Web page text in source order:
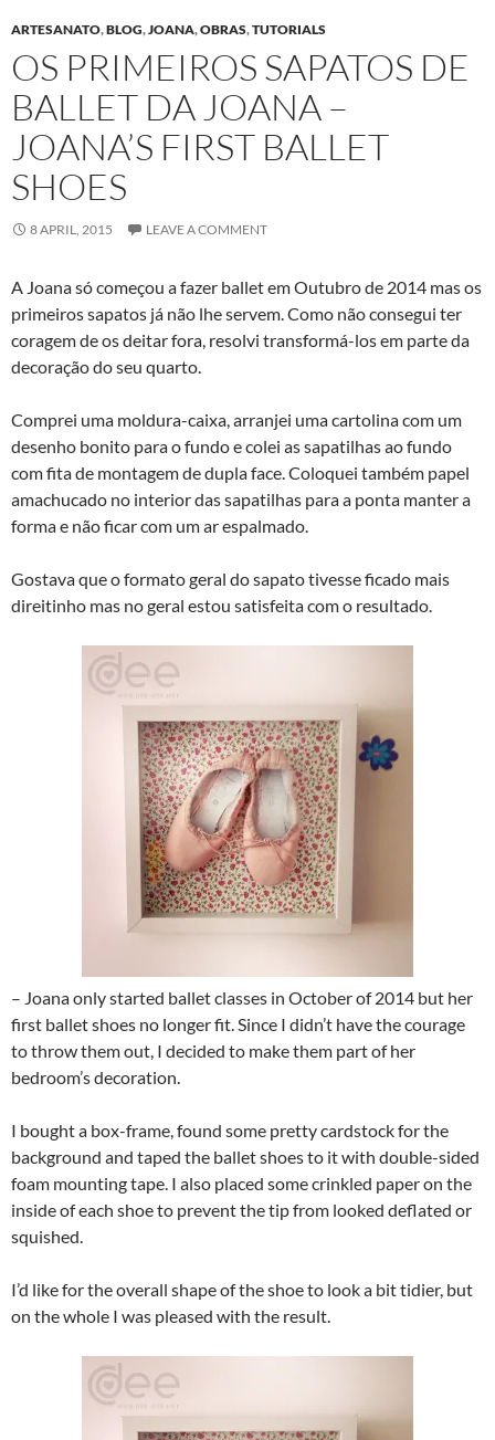
ARTESANATO,BLOG,JOANA,OBRAS,TUTORIALS
OS PRIMEIROS SAPATOS DE
BALLET DA JOANA –
JOANA’S FIRST BALLET
SHOES
8 APRIL, 2015 LEAVE A COMMENT
A Joana só começou a fazer ballet em Outubro de 2014 mas os
primeiros sapatos já não lhe servem. Como não consegui ter
coragem de os deitar fora, resolvi transformá-los em parte da
decoração do seu quarto.
Comprei uma moldura-caixa, arranjei uma cartolina com um
desenho bonito para o fundo e colei as sapatilhas ao fundo
com fita de montagem de dupla face. Coloquei também papel
amachucado no interior das sapatilhas para a ponta manter a
forma e não ficar com um ar espalmado.
Gostava que o formato geral do sapato tivesse ficado mais
direitinho mas no geral estou satisfeita com o resultado.
– Joana only started ballet classes in October of 2014 but her
first ballet shoes no longer fit. Since I didn’t have the courage
to throw them out, I decided to make them part of her
bedroom’s decoration.
I bought a box-frame, found some pretty cardstock for the
background and taped the ballet shoes to it with double-sided
foam mounting tape. I also placed some crinkled paper on the
inside of each shoe to prevent the tip from looked deflated or
squished.
I’d like for the overall shape of the shoe to look a bit tidier, but
on the whole I was pleased with the result.